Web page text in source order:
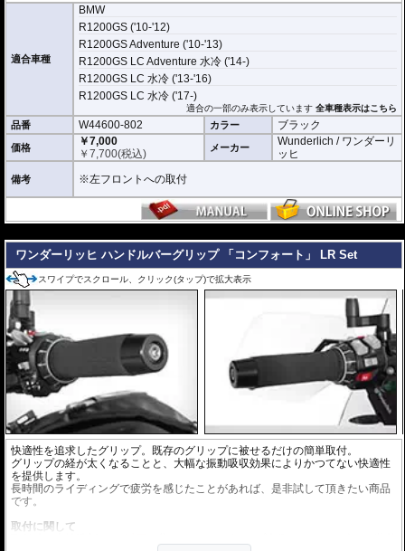
適合車種
BMW
R1200GS ('10-'12)
R1200GS Adventure ('10-'13)
R1200GS LC Adventure 水冷 ('14-)
R1200GS LC 水冷 ('13-'16)
R1200GS LC 水冷 ('17-)
適合の一部のみ表示しています全車種表示はこちら
品番 W44600-802 カラー ブラック
価格
￥7,000
￥7,700(税込) メーカー
Wunderlich / ワンダーリ
ッヒ
備考 ※左フロントへの取付
ワンダーリッヒ ハンドルバーグリップ 「コンフォート」 LR Set
スワイプでスクロール、クリック(タップ)で拡大表示
快適性を追求したグリップ。既存のグリップに被せるだけの簡単取付。
グリップの経が太くなることと、大幅な振動吸収効果によりかつてない快適性
を提供します。
長時間のライディングで疲労を感じたことがあれば、是非試して頂きたい商品
です。
取付に関して